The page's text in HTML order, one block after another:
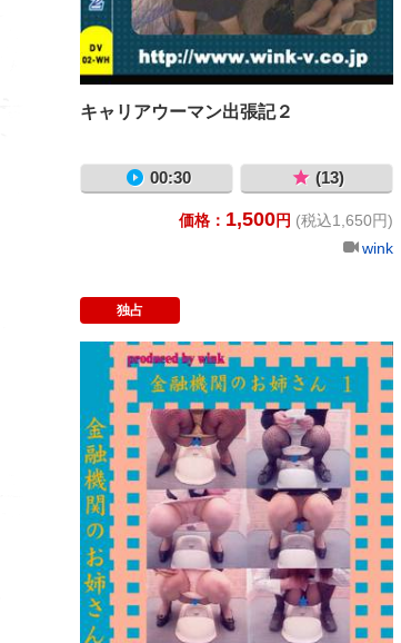
キャリアウーマン出張記２
00:30 (13)
価格： 1,500円 (税込1,650円)
wink
独占